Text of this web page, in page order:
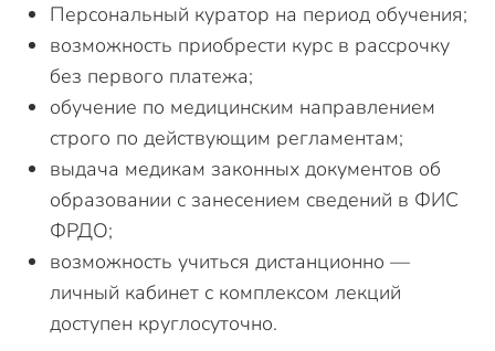
Персональный куратор на период обучения;
возможность приобрести курс в рассрочку
без первого платежа;
обучение по медицинским направлением
строго по действующим регламентам;
выдача медикам законных документов об
образовании с занесением сведений в ФИС
ФРДО;
возможность учиться дистанционно —
личный кабинет с комплексом лекций
доступен круглосуточно.